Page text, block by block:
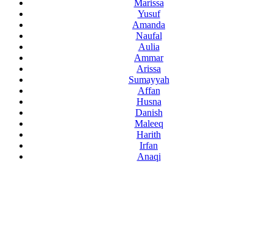
Marissa
Yusuf
Amanda
Naufal
Aulia
Ammar
Arissa
Sumayyah
Affan
Husna
Danish
Maleeq
Harith
Irfan
Anaqi